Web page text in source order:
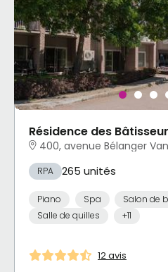
Résidence des
400, avenue Bélanger
RPA 265 unités
Piano Spa
Salon de
Salle de quilles
+11
12 avis